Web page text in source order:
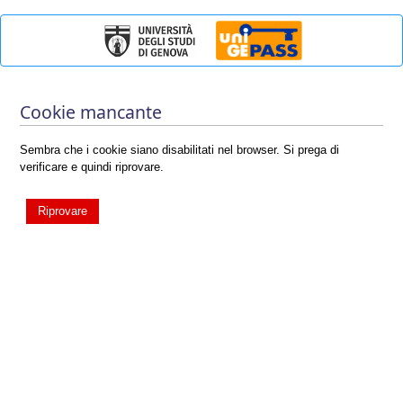
Cookie mancante
Sembra che i cookie siano disabilitati nel browser. Si prega di
verificare e quindi riprovare.
Riprovare